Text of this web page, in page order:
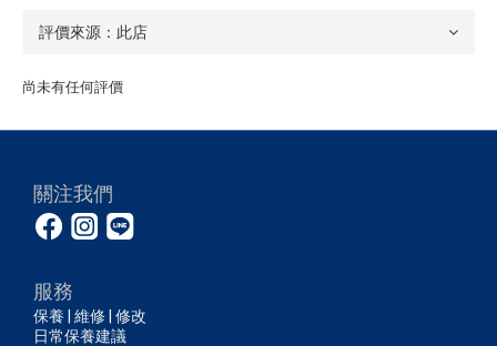
尚未有任何評價
關注我們
服務
保養 | 維修 | 修改
日常保養建議